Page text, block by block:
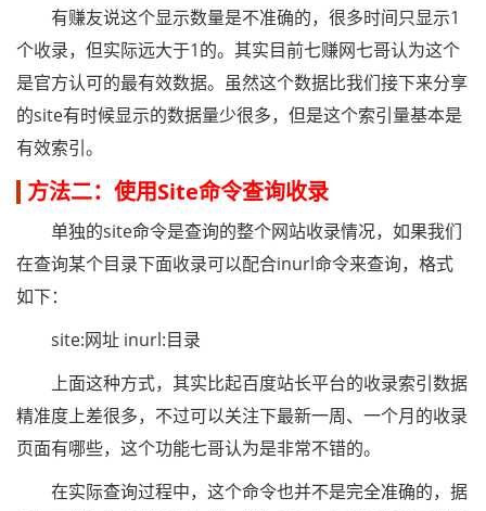
有赚友说这个显示数量是不准确的，很多时间只显示1
个收录，但实际远大于1的。其实目前七赚网七哥认为这个
是官方认可的最有效数据。虽然这个数据比我们接下来分享
的site有时候显示的数据量少很多，但是这个索引量基本是
有效索引。
方法二：使用Site命令查询收录
单独的site命令是查询的整个网站收录情况，如果我们
在查询某个目录下面收录可以配合inurl命令来查询，格式
如下：
site:网址 inurl:目录
上面这种方式，其实比起百度站长平台的收录索引数据
精准度上差很多，不过可以关注下最新一周、一个月的收录
页面有哪些，这个功能七哥认为是非常不错的。
在实际查询过程中，这个命令也并不是完全准确的，据